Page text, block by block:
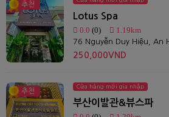
추천
Lotus Spa
0.0 (0) 1.19km
250,000VND
추천
Cửa hàng mới gia nhập
부산이발관&뷰스파